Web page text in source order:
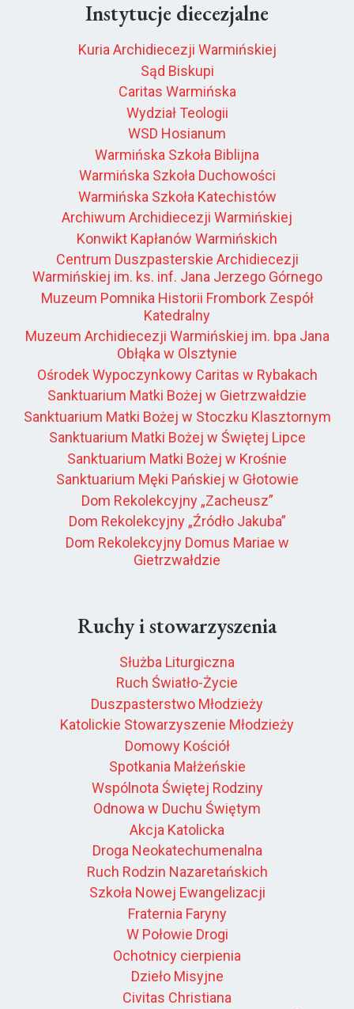
Instytucje diecezjalne
Kuria Archidiecezji Warmińskiej
Sąd Biskupi
Caritas Warmińska
Wydział Teologii
WSD Hosianum
Warmińska Szkoła Biblijna
Warmińska Szkoła Duchowości
Warmińska Szkoła Katechistów
Archiwum Archidiecezji Warmińskiej
Konwikt Kapłanów Warmińskich
Centrum Duszpasterskie Archidiecezji
Warmińskiej im. ks. inf. Jana Jerzego Górnego
Muzeum Pomnika Historii Frombork Zespół
Katedralny
Muzeum Archidiecezji Warmińskiej im. bpa Jana
Obłąka w Olsztynie
Ośrodek Wypoczynkowy Caritas w Rybakach
Sanktuarium Matki Bożej w Gietrzwałdzie
Sanktuarium Matki Bożej w Stoczku Klasztornym
Sanktuarium Matki Bożej w Świętej Lipce
Sanktuarium Matki Bożej w Krośnie
Sanktuarium Męki Pańskiej w Głotowie
Dom Rekolekcyjny „Zacheusz”
Dom Rekolekcyjny „Źródło Jakuba”
Dom Rekolekcyjny Domus Mariae w
Gietrzwałdzie
Ruchy i stowarzyszenia
Służba Liturgiczna
Ruch Światło-Życie
Duszpasterstwo Młodzieży
Katolickie Stowarzyszenie Młodzieży
Domowy Kościół
Spotkania Małżeńskie
Wspólnota Świętej Rodziny
Odnowa w Duchu Świętym
Akcja Katolicka
Droga Neokatechumenalna
Ruch Rodzin Nazaretańskich
Szkoła Nowej Ewangelizacji
Fraternia Faryny
W Połowie Drogi
Ochotnicy cierpienia
Dzieło Misyjne
Civitas Christiana